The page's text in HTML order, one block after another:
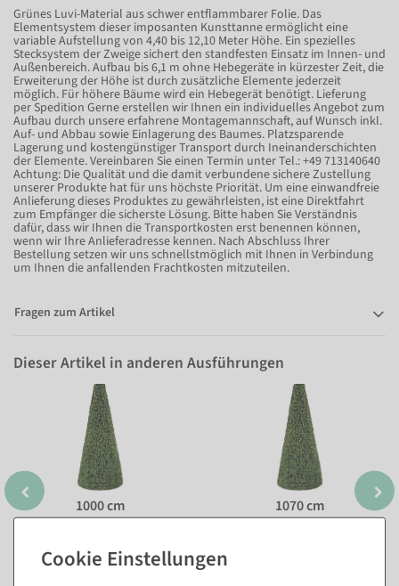
Grünes Luvi-Material aus schwer entflammbarer Folie. Das
Elementsystem dieser imposanten Kunsttanne ermöglicht eine
variable Aufstellung von 4,40 bis 12,10 Meter Höhe. Ein spezielles
Stecksystem der Zweige sichert den standfesten Einsatz im Innen- und
Außenbereich. Aufbau bis 6,1 m ohne Hebegeräte in kürzester Zeit, die
Erweiterung der Höhe ist durch zusätzliche Elemente jederzeit
möglich. Für höhere Bäume wird ein Hebegerät benötigt. Lieferung
per Spedition Gerne erstellen wir Ihnen ein individuelles Angebot zum
Aufbau durch unsere erfahrene Montagemannschaft, auf Wunsch inkl.
Auf- und Abbau sowie Einlagerung des Baumes. Platzsparende
Lagerung und kostengünstiger Transport durch Ineinanderschichten
der Elemente. Vereinbaren Sie einen Termin unter Tel.: +49 713140640
Achtung: Die Qualität und die damit verbundene sichere Zustellung
unserer Produkte hat für uns höchste Priorität. Um eine einwandfreie
Anlieferung dieses Produktes zu gewährleisten, ist eine Direktfahrt
zum Empfänger die sicherste Lösung. Bitte haben Sie Verständnis
dafür, dass wir Ihnen die Transportkosten erst benennen können,
wenn wir Ihre Anlieferadresse kennen. Nach Abschluss Ihrer
Bestellung setzen wir uns schnellstmöglich mit Ihnen in Verbindung
um Ihnen die anfallenden Frachtkosten mitzuteilen.
Fragen zum Artikel
Dieser Artikel in anderen Ausführungen
1000 cm 1070 cm